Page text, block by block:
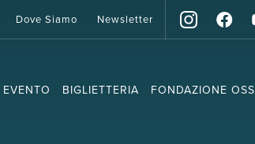
BIGLIETTERIA FONDAZIONE OSS
Dove Siamo Newsletter